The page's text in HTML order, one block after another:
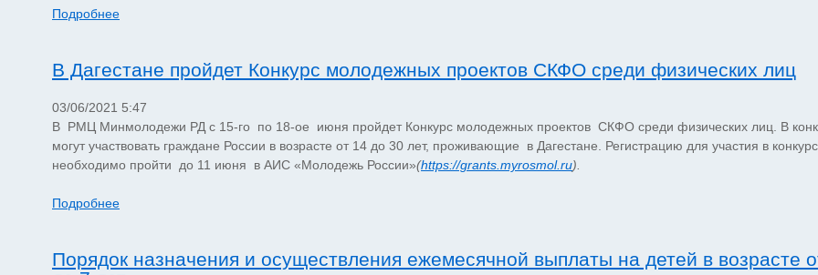
Подробнее
В Дагестане пройдет Конкурс молодежных проектов СКФО среди физических лиц
03/06/2021 5:47
В РМЦ Минмолодежи РД с 15-го по 18-ое июня пройдет Конкурс молодежных проектов СКФО среди физических лиц. В
могут участвовать граждане России в возрасте от 14 до 30 лет, проживающие в Дагестане. Регистрацию для участия в
необходимо пройти до 11 июня в АИС «Молодежь России»(https://grants.myrosmol.ru).
Подробнее
Порядок назначения и осуществления ежемесячной выплаты на детей в возрасте